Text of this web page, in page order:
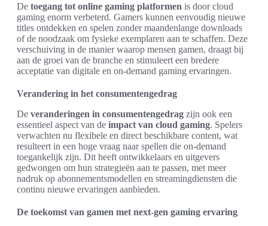
De toegang tot online gaming platformen is door cloud
gaming enorm verbeterd. Gamers kunnen eenvoudig nieuwe
titles ontdekken en spelen zonder maandenlange downloads
of de noodzaak om fysieke exemplaren aan te schaffen. Deze
verschuiving in de manier waarop mensen gamen, draagt bij
aan de groei van de branche en stimuleert een bredere
acceptatie van digitale en on-demand gaming ervaringen.
Verandering in het consumentengedrag
De veranderingen in consumentengedrag zijn ook een
essentieel aspect van de impact van cloud gaming. Spelers
verwachten nu flexibele en direct beschikbare content, wat
resulteert in een hoge vraag naar spellen die on-demand
toegankelijk zijn. Dit heeft ontwikkelaars en uitgevers
gedwongen om hun strategieën aan te passen, met meer
nadruk op abonnementsmodellen en streamingdiensten die
continu nieuwe ervaringen aanbieden.
De toekomst van gamen met next-gen gaming ervaring